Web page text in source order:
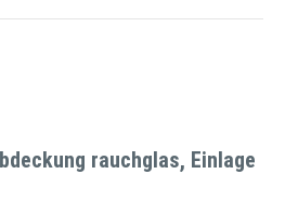
rauchglas, Einlage